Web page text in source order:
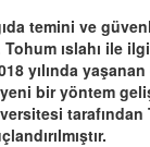
temini ve
ıslahı ile
yılında
bir yöntem